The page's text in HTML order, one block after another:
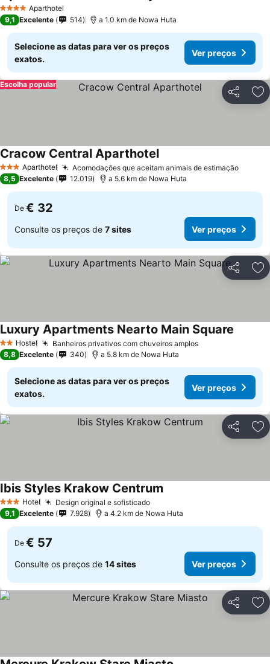
4 EstrelasAparthotel
9,1 Excelente 514 a 1.0 km de Nowa Huta
Selecione as datas para ver os preços
exatos.
Ver preços
Partilhar
Escolha popular
3 EstrelasAparthotel Acomodações que aceitam animais de estimação
Cracow Central Aparthotel
8,5 Excelente 12.019 a 5.6 km de Nowa Huta
De € 32
Consulte os preços de 7 sites Ver preços
Partilhar
2 Estrelas
Hostel Banheiros privativos com chuveiros amplos
Luxury Apartments Nearto Main Square
8,8 Excelente 340 a 5.8 km de Nowa Huta
Selecione as datas para ver os preços
exatos.
Ver preços
Partilhar
3 EstrelasHotel Design original e sofisticado
Ibis Styles Krakow Centrum
9,1 Excelente 7.928 a 4.2 km de Nowa Huta
De € 57
Consulte os preços de 14 sites Ver preços
Partilhar